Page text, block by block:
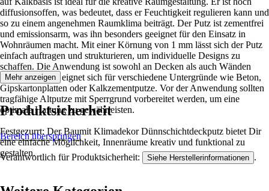
diffusionsoffen, was bedeutet, dass er Feuchtigkeit regulieren kann und
so zu einem angenehmen Raumklima beiträgt. Der Putz ist zementfrei
und emissionsarm, was ihn besonders geeignet für den Einsatz in
Wohnräumen macht. Mit einer Körnung von 1 mm lässt sich der Putz
einfach auftragen und strukturieren, um individuelle Designs zu
schaffen. Die Anwendung ist sowohl an Decken als auch Wänden
möglich, und er eignet sich für verschiedene Untergründe wie Beton,
Gipskartonplatten oder Kalkzementputze. Vor der Anwendung sollten
tragfähige Altputze mit Sperrgrund vorbereitet werden, um eine
optimale Haftung zu gewährleisten.
Festgezurrt: Der Baumit Klimadekor Dünnschichtdeckputz bietet Dir
eine einfache Möglichkeit, Innenräume kreativ und funktional zu
gestalten.
Mehr anzeigen
Produktsicherheit
Bereich überspringen
Verantwortlich für Produktsicherheit: Siehe Herstellerinformationen .